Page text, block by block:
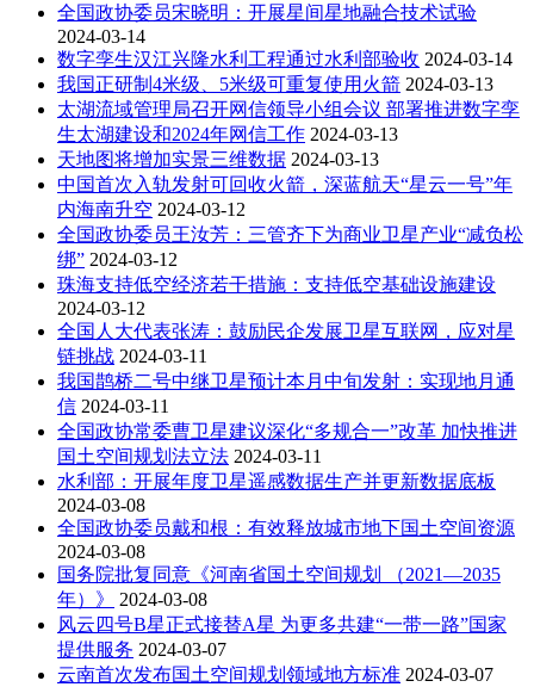
全国政协委员宋晓明：开展星间星地融合技术试验
2024-03-14
数字孪生汉江兴隆水利工程通过水利部验收 2024-03-14
我国正研制4米级、5米级可重复使用火箭 2024-03-13
太湖流域管理局召开网信领导小组会议 部署推进数字孪
生太湖建设和2024年网信工作 2024-03-13
天地图将增加实景三维数据 2024-03-13
中国首次入轨发射可回收火箭，深蓝航天“星云一号”年
内海南升空 2024-03-12
全国政协委员王汝芳：三管齐下为商业卫星产业“减负松
绑” 2024-03-12
珠海支持低空经济若干措施：支持低空基础设施建设
2024-03-12
全国人大代表张涛：鼓励民企发展卫星互联网，应对星
链挑战 2024-03-11
我国鹊桥二号中继卫星预计本月中旬发射：实现地月通
信 2024-03-11
全国政协常委曹卫星建议深化“多规合一”改革 加快推进
国土空间规划法立法 2024-03-11
水利部：开展年度卫星遥感数据生产并更新数据底板
2024-03-08
全国政协委员戴和根：有效释放城市地下国土空间资源
2024-03-08
国务院批复同意《河南省国土空间规划 （2021—2035
年）》
2024-03-08
风云四号B星正式接替A星 为更多共建“一带一路”国家
提供服务 2024-03-07
云南首次发布国土空间规划领域地方标准 2024-03-07